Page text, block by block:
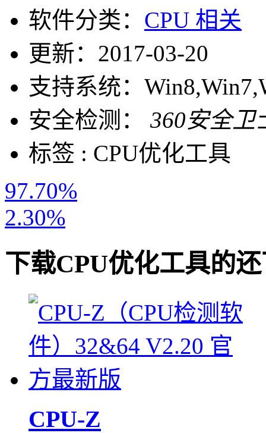
软件分类： CPU 相关
更新： 2017-03-20
支持系统：
安全检测：
360安全卫
标签 : CPU优化工具
97.70%
2.30%
下载CPU优化工具的
CPU-Z